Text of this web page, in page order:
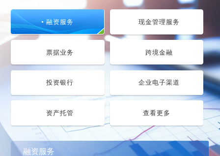
融资服务 现金管理服务
票据业务 跨境金融
投资银行 企业电子渠道
资产托管 查看更多
融资服务